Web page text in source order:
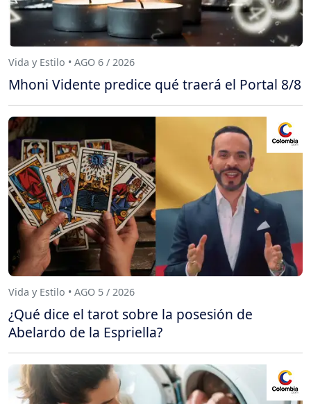
Vida y Estilo • AGO 6 / 2026
Mhoni Vidente predice qué traerá el Portal 8/8
Vida y Estilo • AGO 5 / 2026
¿Qué dice el tarot sobre la posesión de
Abelardo de la Espriella?